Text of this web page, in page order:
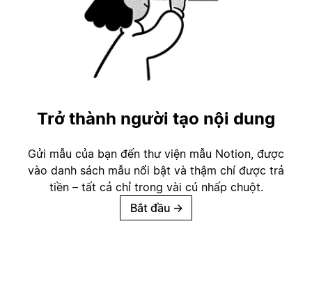
Trở thành người tạo nội dung
Gửi mẫu của bạn đến thư viện mẫu Notion, được
vào danh sách mẫu nổi bật và thậm chí được trả
tiền – tất cả chỉ trong vài cú nhấp chuột.
Bắt đầu →